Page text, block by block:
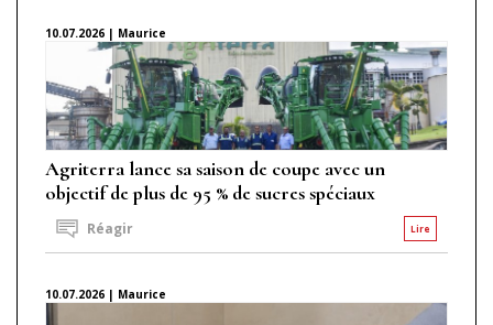
10.07.2026 | Maurice
Agriterra lance sa saison de coupe avec un
objectif de plus de 95 % de sucres spéciaux
Lire
Réagir
10.07.2026 | Maurice